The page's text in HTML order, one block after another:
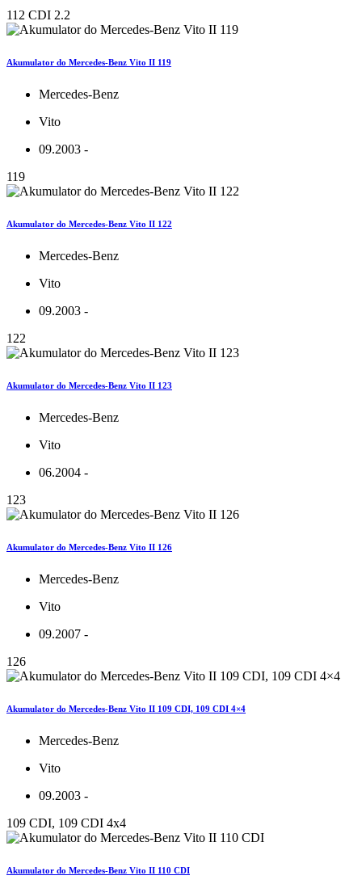
112 CDI 2.2
Akumulator do Mercedes-Benz Vito II 119
Mercedes-Benz
Vito
09.2003 -
119
Akumulator do Mercedes-Benz Vito II 122
Mercedes-Benz
Vito
09.2003 -
122
Akumulator do Mercedes-Benz Vito II 123
Mercedes-Benz
Vito
06.2004 -
123
Akumulator do Mercedes-Benz Vito II 126
Mercedes-Benz
Vito
09.2007 -
126
Akumulator do Mercedes-Benz Vito II 109 CDI, 109 CDI 4×4
Mercedes-Benz
Vito
09.2003 -
109 CDI, 109 CDI 4x4
Akumulator do Mercedes-Benz Vito II 110 CDI